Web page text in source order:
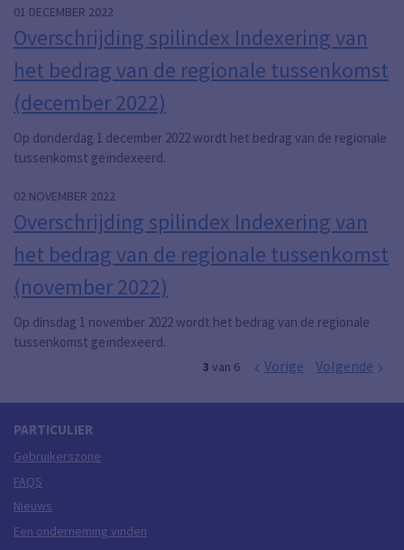
01 DECEMBER 2022
Overschrijding spilindex Indexering van
het bedrag van de regionale tussenkomst
(december 2022)
Op donderdag 1 december 2022 wordt het bedrag van de regionale
tussenkomst geïndexeerd.
02 NOVEMBER 2022
Overschrijding spilindex Indexering van
het bedrag van de regionale tussenkomst
(november 2022)
Op dinsdag 1 november 2022 wordt het bedrag van de regionale
tussenkomst geïndexeerd.
3 van 6 Vorige Volgende
PARTICULIER
Gebruikerszone
FAQS
Nieuws
Een onderneming vinden